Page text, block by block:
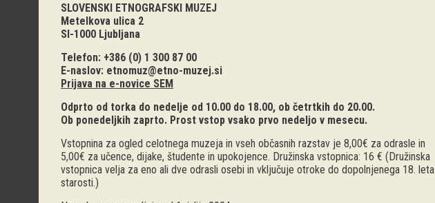
SLOVENSKI ETNOGRAFSKI MUZEJ
Metelkova ulica 2
SI-1000 Ljubljana
Telefon: +386 (0) 1 300 87 00
E-naslov: etnomuz@etno-muzej.si
Prijava na e-novice SEM
Odprto od torka do nedelje od 10.00 do 18.00, ob četrtkih do 20.00.
Ob ponedeljkih zaprto. Prost vstop vsako prvo nedeljo v mesecu.
Vstopnina za ogled celotnega muzeja in vseh občasnih razstav je 8,00€ za odrasle in
5,00€ za učence, dijake, študente in upokojence. Družinska vstopnica: 16 € (Družinska
vstopnica velja za eno ali dve odrasli osebi in vključuje otroke do dopolnjenega 18. leta
starosti.)